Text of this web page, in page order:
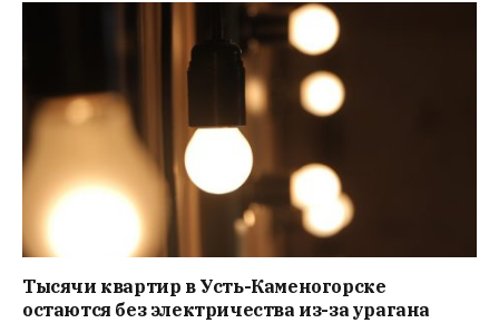
Тысячи квартир в Усть-Каменогорске
остаются без электричества из-за урагана